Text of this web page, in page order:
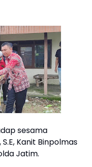
sesama
Kanit Binpolmas
Jatim.